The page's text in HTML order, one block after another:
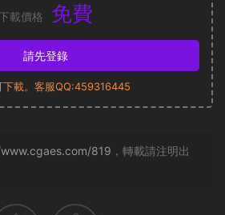
載價格 免費
請先登錄
下載。客服QQ:459316445
819 ，轉載請注明出